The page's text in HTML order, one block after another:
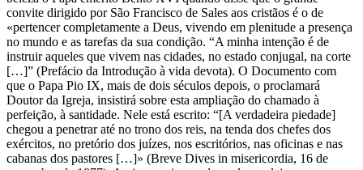
convite dirigido por São Francisco de Sales aos cristãos é o de
«pertencer completamente a Deus, vivendo em plenitude a presença
no mundo e as tarefas da sua condição. “A minha intenção é de
instruir aqueles que vivem nas cidades, no estado conjugal, na corte
[…]” (Prefácio da Introdução à vida devota). O Documento com
que o Papa Pio IX, mais de dois séculos depois, o proclamará
Doutor da Igreja, insistirá sobre esta ampliação do chamado à
perfeição, à santidade. Nele está escrito: “[A verdadeira piedade]
chegou a penetrar até no trono dos reis, na tenda dos chefes dos
exércitos, no pretório dos juízes, nos escritórios, nas oficinas e nas
cabanas dos pastores […]» (Breve Dives in misericordia, 16 de